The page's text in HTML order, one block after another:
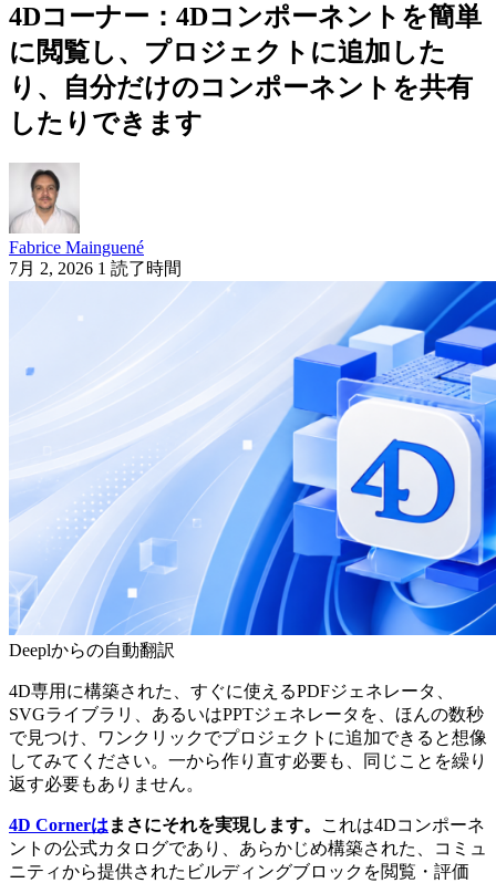
4Dコーナー：4Dコンポーネントを簡単
に閲覧し、プロジェクトに追加した
り、自分だけのコンポーネントを共有
したりできます
Fabrice Mainguené
7月 2, 2026 1 読了時間
Deeplからの自動翻訳
4D専用に構築された、すぐに使えるPDFジェネレータ、
SVGライブラリ、あるいはPPTジェネレータを、ほんの数秒
で見つけ、ワンクリックでプロジェクトに追加できると想像
してみてください。一から作り直す必要も、同じことを繰り
返す必要もありません。
4D Cornerは まさにそれを実現します。
これは4Dコンポーネ
ントの公式カタログであり、あらかじめ構築された、コミュ
ニティから提供されたビルディングブロックを閲覧・評価